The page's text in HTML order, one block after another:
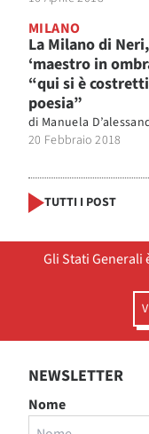
MILANO
La Milano di Neri,
‘maestro in
“qui si è
poesia”
di Manuela
20 Febbraio 2018
TUTTI I POST
Gli Stati
NEWSLETTER
Nome